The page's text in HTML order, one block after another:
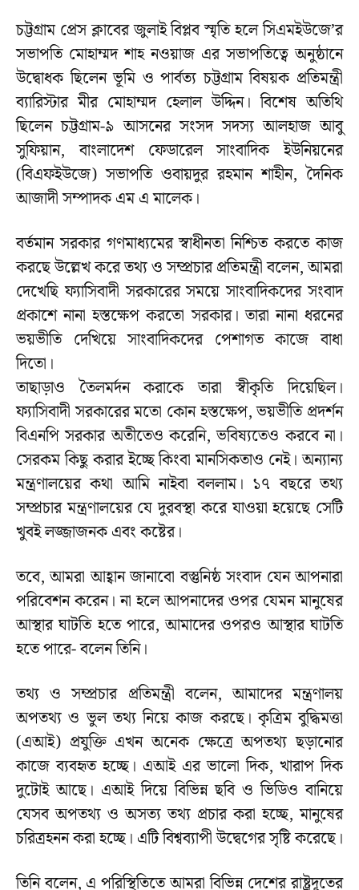
চট্টগ্রাম প্রেস ক্লাবের জুলাই বিপ্লব স্মৃতি হলে সিএমইউজে’র
সভাপতি মোহাম্মদ শাহ নওয়াজ এর সভাপতিত্বে অনুষ্ঠানে
উদ্বোধক ছিলেন ভূমি ও পার্বত্য চট্টগ্রাম বিষয়ক প্রতিমন্ত্রী
ব্যারিস্টার মীর মোহাম্মদ হেলাল উদ্দিন। বিশেষ অতিথি
ছিলেন চট্টগ্রাম-৯ আসনের সংসদ সদস্য আলহাজ আবু
সুফিয়ান, বাংলাদেশ ফেডারেল সাংবাদিক ইউনিয়নের
(বিএফইউজে) সভাপতি ওবায়দুর রহমান শাহীন, দৈনিক
আজাদী সম্পাদক এম এ মালেক।
বর্তমান সরকার গণমাধ্যমের স্বাধীনতা নিশ্চিত করতে কাজ
করছে উল্লেখ করে তথ্য ও সম্প্রচার প্রতিমন্ত্রী বলেন, আমরা
দেখেছি ফ্যাসিবাদী সরকারের সময়ে সাংবাদিকদের সংবাদ
প্রকাশে নানা হস্তক্ষেপ করতো সরকার। তারা নানা ধরনের
ভয়ভীতি দেখিয়ে সাংবাদিকদের পেশাগত কাজে বাধা
দিতো।
তাছাড়াও তৈলমর্দন করাকে তারা স্বীকৃতি দিয়েছিল।
ফ্যাসিবাদী সরকারের মতো কোন হস্তক্ষেপ, ভয়ভীতি প্রদর্শন
বিএনপি সরকার অতীতেও করেনি, ভবিষ্যতেও করবে না।
সেরকম কিছু করার ইচ্ছে কিংবা মানসিকতাও নেই। অন্যান্য
মন্ত্রণালয়ের কথা আমি নাইবা বললাম। ১৭ বছরে তথ্য
সম্প্রচার মন্ত্রণালয়ের যে দুরবস্থা করে যাওয়া হয়েছে সেটি
খুবই লজ্জাজনক এবং কষ্টের।
তবে, আমরা আহ্বান জানাবো বস্তুনিষ্ঠ সংবাদ যেন আপনারা
পরিবেশন করেন। না হলে আপনাদের ওপর যেমন মানুষের
আস্থার ঘাটতি হতে পারে, আমাদের ওপরও আস্থার ঘাটতি
হতে পারে- বলেন তিনি।
তথ্য ও সম্প্রচার প্রতিমন্ত্রী বলেন, আমাদের মন্ত্রণালয়
অপতথ্য ও ভুল তথ্য নিয়ে কাজ করছে। কৃত্রিম বুদ্ধিমত্তা
(এআই) প্রযুক্তি এখন অনেক ক্ষেত্রে অপতথ্য ছড়ানোর
কাজে ব্যবহৃত হচ্ছে। এআই এর ভালো দিক, খারাপ দিক
দুটোই আছে। এআই দিয়ে বিভিন্ন ছবি ও ভিডিও বানিয়ে
যেসব অপতথ্য ও অসত্য তথ্য প্রচার করা হচ্ছে, মানুষের
চরিত্রহনন করা হচ্ছে। এটি বিশ্বব্যাপী উদ্বেগের সৃষ্টি করেছে।
তিনি বলেন, এ পরিস্থিতিতে আমরা বিভিন্ন দেশের রাষ্ট্রদূতের